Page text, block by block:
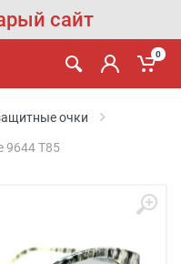
сайт
0
очки
9644 T85